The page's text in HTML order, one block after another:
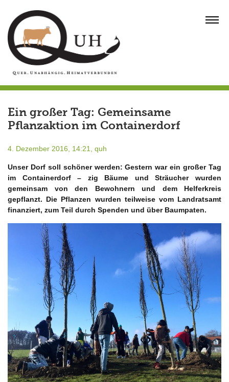
content
Ein großer Tag: Gemeinsame
Pflanzaktion im Containerdorf
4. Dezember 2016, 14:21, quh
Unser Dorf soll schöner werden: Gestern war ein großer Tag
im Containerdorf – zig Bäume und Sträucher wurden
gemeinsam von den Bewohnern und dem Helferkreis
gepflanzt. Die Pflanzen wurden teilweise vom Landratsamt
finanziert, zum Teil durch Spenden und über Baumpaten.